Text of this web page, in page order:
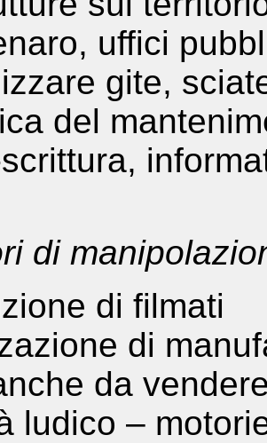
uffici
gite,
del
di
di filmati
di
da
ludico –